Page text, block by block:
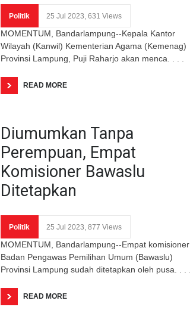
Politik 25 Jul 2023, 631 Views
MOMENTUM, Bandarlampung--Kepala Kantor
Wilayah (Kanwil) Kementerian Agama (Kemenag)
Provinsi Lampung, Puji Raharjo akan menca. . . .
READ MORE
Diumumkan Tanpa
Perempuan, Empat
Komisioner Bawaslu
Ditetapkan
Politik 25 Jul 2023, 877 Views
MOMENTUM, Bandarlampung--Empat komisioner
Badan Pengawas Pemilihan Umum (Bawaslu)
Provinsi Lampung sudah ditetapkan oleh pusa. . . .
READ MORE